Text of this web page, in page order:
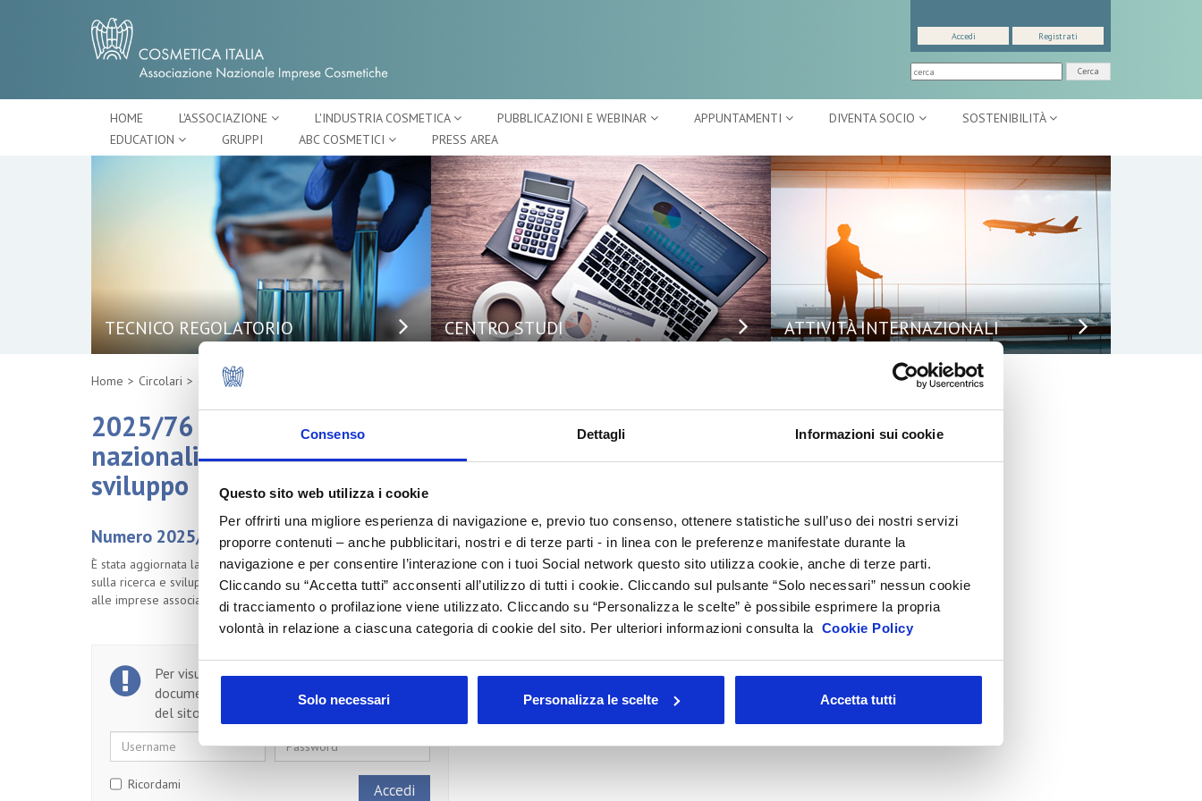
Consenso Dettagli Informazioni sui cookie
Questo sito web utilizza i cookie
Per offrirti una migliore esperienza di navigazione e, previo tuo consenso, ottenere statistiche sull’uso dei nostri servizi
proporre contenuti – anche pubblicitari, nostri e di terze parti - in linea con le preferenze manifestate durante la
navigazione e per consentire l’interazione con i tuoi Social network questo sito utilizza cookie, anche di terze parti.
Cliccando su “Accetta tutti” acconsenti all’utilizzo di tutti i cookie. Cliccando sul pulsante “Solo necessari” nessun cookie
di tracciamento o profilazione viene utilizzato. Cliccando su “Personalizza le scelte” è possibile esprimere la propria
volontà in relazione a ciascuna categoria di cookie del sito. Per ulteriori informazioni consulta la Cookie Policy
Solo necessari Personalizza le scelte Accetta tutti
Cerca
Accedi Registrati
HOME L'ASSOCIAZIONE L'INDUSTRIA COSMETICA PUBBLICAZIONI E WEBINAR APPUNTAMENTI DIVENTA SOCIO
SOSTENIBILITÀ
EDUCATION
GRUPPI ABC COSMETICI PRESS AREA
TECNICO REGOLATORIO CENTRO STUDI ATTIVITÀ INTERNAZIONALI
Home Circolari dettaglio
2025/76 Nuove opportunità di finanziamento europee,
nazionali e regionali per le imprese sulla ricerca e
sviluppo
Numero 2025/76 del 01/07/2025
È stata aggiornata la Monografia N. 4 “Le opportunità di finanziamento europee, nazionali e regionali per le Imprese”
sulla ricerca e sviluppo ed è stata pubblicata la Monografia N.11 “Horizon Europe: i bandi 2025 – 2026”, al fine di dare
alle imprese associate un quadro completo dei bandi e delle agevolazioni disponibili
Per visualizzare il testo completo del
documento, devi essere un utente registrato
del sito.
Username
Ricordami
Attività internazionali
Centro Studi